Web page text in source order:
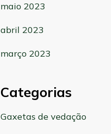
maio 2023
abril 2023
março 2023
Categorias
Gaxetas de vedação